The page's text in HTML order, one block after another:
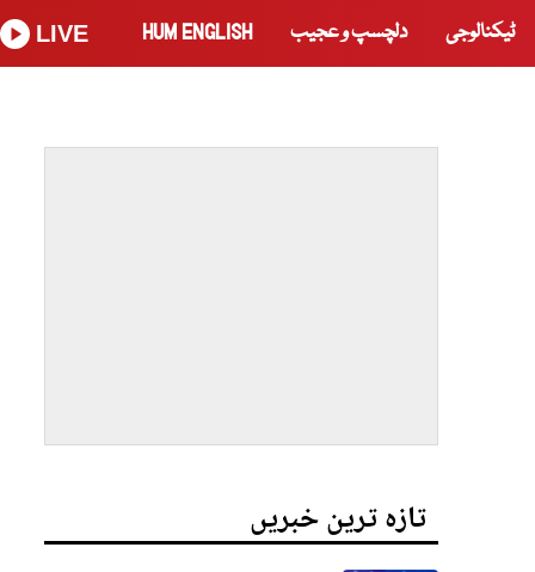
ٹیکنالوجی دلچسپ و عجیب HUM ENGLISH
LIVE
تازہ ترین خبریں